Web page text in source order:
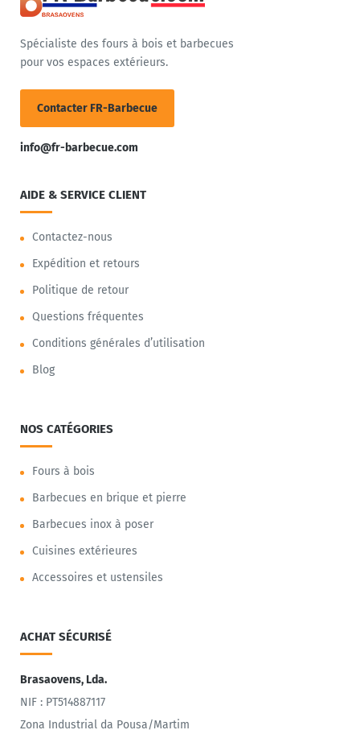
Spécialiste des fours à bois et barbecues
pour vos espaces extérieurs.
Contacter FR-Barbecue
info@fr-barbecue.com
AIDE & SERVICE CLIENT
Contactez-nous
Expédition et retours
Politique de retour
Questions fréquentes
Conditions générales d’utilisation
Blog
NOS CATÉGORIES
Fours à bois
Barbecues en brique et pierre
Barbecues inox à poser
Cuisines extérieures
Accessoires et ustensiles
ACHAT SÉCURISÉ
Brasaovens, Lda.
NIF : PT514887117
Zona Industrial da Pousa/Martim